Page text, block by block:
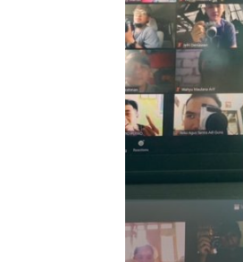
Dari
Layar
Komputer